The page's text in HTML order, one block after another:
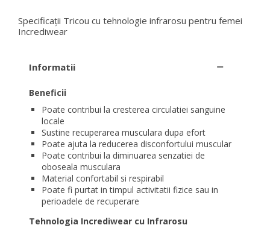
Specificații Tricou cu tehnologie infrarosu pentru femei
Incrediwear
Informatii
Beneficii
Poate contribui la cresterea circulatiei sanguine
locale
Sustine recuperarea musculara dupa efort
Poate ajuta la reducerea disconfortului muscular
Poate contribui la diminuarea senzatiei de
oboseala musculara
Material confortabil si respirabil
Poate fi purtat in timpul activitatii fizice sau in
perioadele de recuperare
Tehnologia Incrediwear cu Infrarosu